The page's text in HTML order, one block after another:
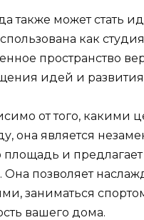
также может стать
как
пространство
идей и развития
от того, какими
она является
и
Она позволяет
заниматься
вашего дома.